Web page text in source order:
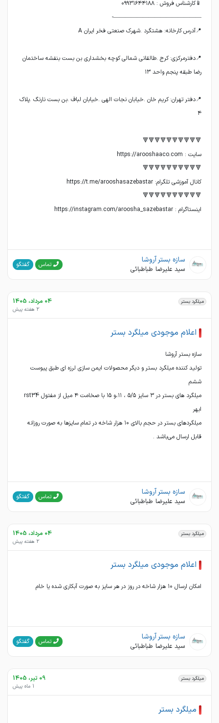
📍دفترمرکزی: کرج .طالقانی شمالی کوچه بخشداری بن بست بنفشه ساختمان
📍دفتر تهران: کریم خان .خیابان نجات الهی .خیابان لباف .بن بست نارنگ .پلاک
اینستاگرام : https://instagram.com/aroosha_sazebastar
سازه بستر آروشا
سید علیرضا طباطبائی تماس گفتگو
میلگرد بستر 04 مرداد، 1405
2 هفته پیش
اعلام موجودی میلگرد بستر
تولید کننده میلگرد بستر و دیگر محصولات ایمن سازی لرزه ای طبق پیوست
میلگرد های بستر در ۳ سایز ۵/۵ ، ۱۱،و ۱۵ با صخامت ۴ میل از مفتول rst34
میلگردهای بستر در حجم بالای ۱۰ هزار شاخه در تمام سایزها به صورت روزانه
قابل ارسال می‌باشد .
سازه بستر آروشا
سید علیرضا طباطبائی تماس گفتگو
میلگرد بستر 04 مرداد، 1405
2 هفته پیش
اعلام موجودی میلگرد بستر
امکان ارسال ۱۰ هزار شاخه در روز در هر سایز به صورت آبکاری شده یا خام
سازه بستر آروشا
سید علیرضا طباطبائی تماس گفتگو
میلگرد بستر 09 تیر، 1405
1 ماه پیش
میلگرد بستر